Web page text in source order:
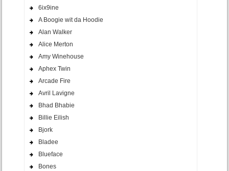
6ix9ine
A Boogie wit da Hoodie
Alan Walker
Alice Merton
Amy Winehouse
Aphex Twin
Arcade Fire
Avril Lavigne
Bhad Bhabie
Billie Eilish
Bjork
Bladee
Blueface
Bones